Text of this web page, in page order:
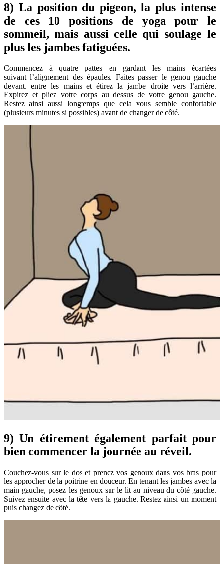
8) La position du pigeon, la plus intense
de ces 10 positions de yoga pour le
sommeil, mais aussi celle qui soulage le
plus les jambes fatiguées.
Commencez à quatre pattes en gardant les mains écartées
suivant l’alignement des épaules. Faites passer le genou gauche
devant, entre les mains et étirez la jambe droite vers l’arrière.
Expirez et pliez votre corps au dessus de votre genou gauche.
Restez ainsi aussi longtemps que cela vous semble confortable
(plusieurs minutes si possibles) avant de changer de côté.
9) Un étirement également parfait pour
bien commencer la journée au réveil.
Couchez-vous sur le dos et prenez vos genoux dans vos bras pour
les approcher de la poitrine en douceur. En tenant les jambes avec la
main gauche, posez les genoux sur le lit au niveau du côté gauche.
Suivez ensuite avec la tête vers la gauche. Restez ainsi un moment
puis changez de côté.